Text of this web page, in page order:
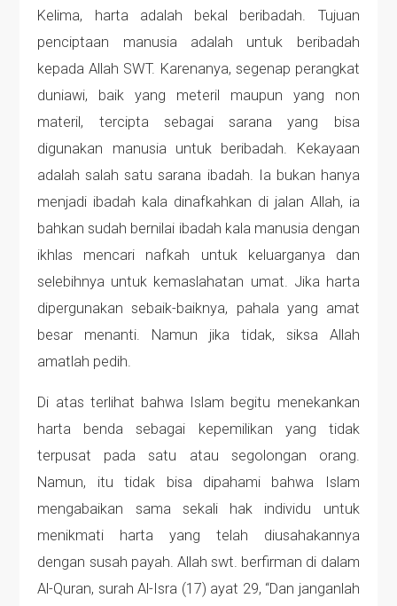
Kelima, harta adalah bekal beribadah. Tujuan
penciptaan manusia adalah untuk beribadah
kepada Allah SWT. Karenanya, segenap perangkat
duniawi, baik yang meteril maupun yang non
materil, tercipta sebagai sarana yang bisa
digunakan manusia untuk beribadah. Kekayaan
adalah salah satu sarana ibadah. Ia bukan hanya
menjadi ibadah kala dinafkahkan di jalan Allah, ia
bahkan sudah bernilai ibadah kala manusia dengan
ikhlas mencari nafkah untuk keluarganya dan
selebihnya untuk kemaslahatan umat. Jika harta
dipergunakan sebaik-baiknya, pahala yang amat
besar menanti. Namun jika tidak, siksa Allah
amatlah pedih.
Di atas terlihat bahwa Islam begitu menekankan
harta benda sebagai kepemilikan yang tidak
terpusat pada satu atau segolongan orang.
Namun, itu tidak bisa dipahami bahwa Islam
mengabaikan sama sekali hak individu untuk
menikmati harta yang telah diusahakannya
dengan susah payah. Allah swt. berfirman di dalam
Al-Quran, surah Al-Isra (17) ayat 29, “Dan janganlah